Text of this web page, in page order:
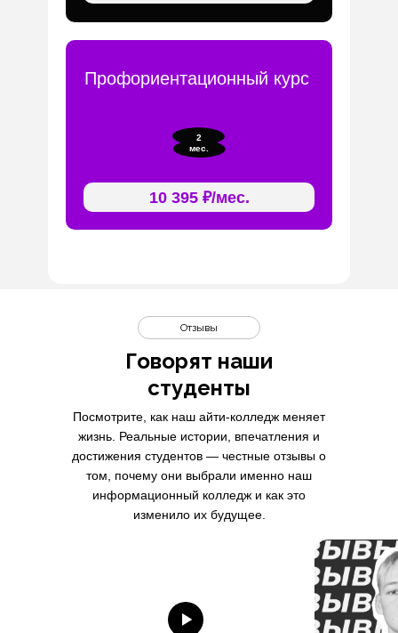
2
мес.
Профориентационный курс
10 395 ₽/мес.
Говорят наши
студенты
Отзывы
Посмотрите, как наш айти-колледж меняет
жизнь. Реальные истории, впечатления и
достижения студентов — честные отзывы о
том, почему они выбрали именно наш
информационный колледж и как это
изменило их будущее.